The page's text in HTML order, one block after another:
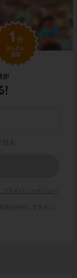
プライバシーポリシー
信を許可して下さい。